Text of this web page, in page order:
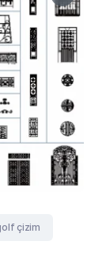
çizim